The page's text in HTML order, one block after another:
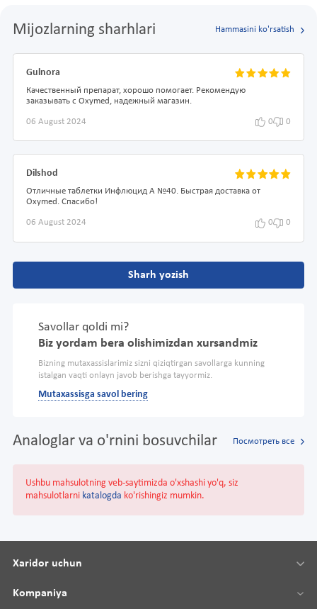
Mijozlarning sharhlari Hammasini ko'rsatish
Gulnora
Качественный препарат, хорошо помогает. Рекомендую
заказывать с Oxymed, надежный магазин.
06 August 2024 0 0
Dilshod
Отличные таблетки Инфлюцид А №40. Быстрая доставка от
Oxymed. Спасибо!
06 August 2024 0 0
Sharh yozish
Savollar qoldi mi?
Biz yordam bera olishimizdan xursandmiz
Bizning mutaxassislarimiz sizni qiziqtirgan savollarga kunning
istalgan vaqti onlayn javob berishga tayyormiz.
Mutaxassisga savol bering
Analoglar va o'rnini bosuvchilar Посмотреть все
Ushbu mahsulotning veb-saytimizda o'xshashi yo'q, siz
mahsulotlarni katalogda ko'rishingiz mumkin.
Xaridor uchun
Kompaniya